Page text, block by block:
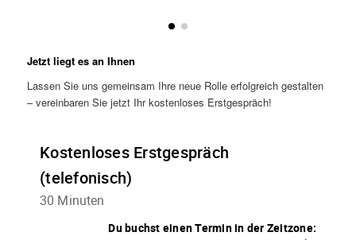
Jetzt liegt es an Ihnen
Lassen Sie uns gemeinsam Ihre neue Rolle erfolgreich gestalten
– vereinbaren Sie jetzt Ihr kostenloses Erstgespräch!